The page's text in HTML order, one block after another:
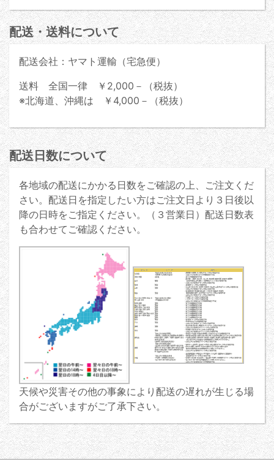
配送・送料について
配送会社：ヤマト運輸（宅急便）
送料 全国一律 ￥2,000－（税抜）
※北海道、沖縄は ￥4,000－（税抜）
配送日数について
各地域の配送にかかる日数をご確認の上、ご注文くだ
さい。配送日を指定したい方はご注文日より３日後以
降の日時をご指定ください。（３営業日）配送日数表
も合わせてご確認ください。
天候や災害その他の事象により配送の遅れが生じる場
合がございますがご了承下さい。